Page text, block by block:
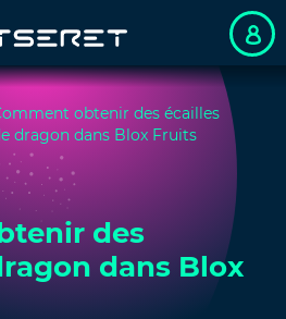
obtenir des écailles
dragon dans Blox Fruits
des
dans Blox